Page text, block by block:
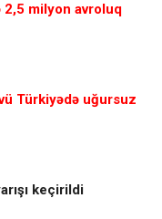
2,5 milyon avroluq
Türkiyədə uğursuz
keçirildi